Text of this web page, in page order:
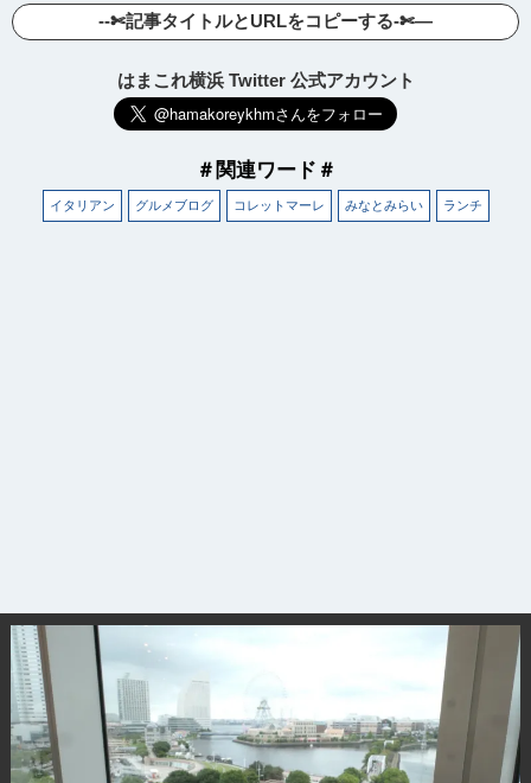
--✄記事タイトルとURLをコピーする-✄—
はまこれ横浜 Twitter 公式アカウント
＃関連ワード＃
イタリアン グルメブログ コレットマーレ みなとみらい ランチ